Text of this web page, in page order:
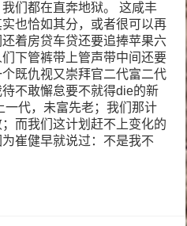
们都在直奔地狱。 这咸丰
也恰如其分，或者很可以再
着房贷车贷还要追捧苹果六
下管裤带上管声带中间还要
既仇视又崇拜官二代富二代
不敢懈怠要不就得die的新
一代，未富先老；我们那计
而我们这计划赶不上变化的
崔健早就说过：不是我不